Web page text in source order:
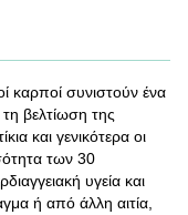
καρποί συνιστούν ένα
βελτίωση της
και γενικότερα οι
των 30
υγεία και
ή από άλλη αιτία,